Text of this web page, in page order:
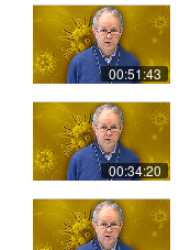
00:51:43
00:34:20